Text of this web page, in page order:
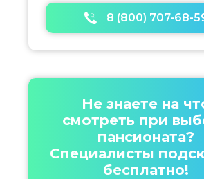
8 (800) 707-68-
Не знаете на
смотреть при
пансионата?
Специалисты
бесплатно!